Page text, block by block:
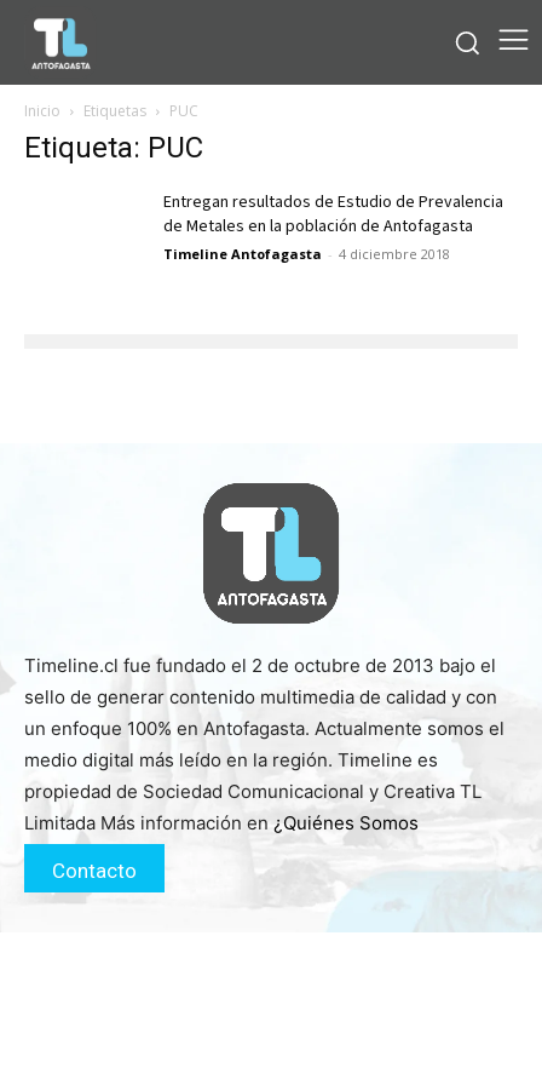
Inicio Etiquetas PUC
Etiqueta: PUC
Entregan resultados de Estudio de Prevalencia
de Metales en la población de Antofagasta
Timeline Antofagasta - 4 diciembre 2018
Timeline.cl fue fundado el 2 de octubre de 2013 bajo el
sello de generar contenido multimedia de calidad y con
un enfoque 100% en Antofagasta. Actualmente somos el
medio digital más leído en la región. Timeline es
propiedad de Sociedad Comunicacional y Creativa TL
Limitada Más información en ¿Quiénes Somos
Contacto